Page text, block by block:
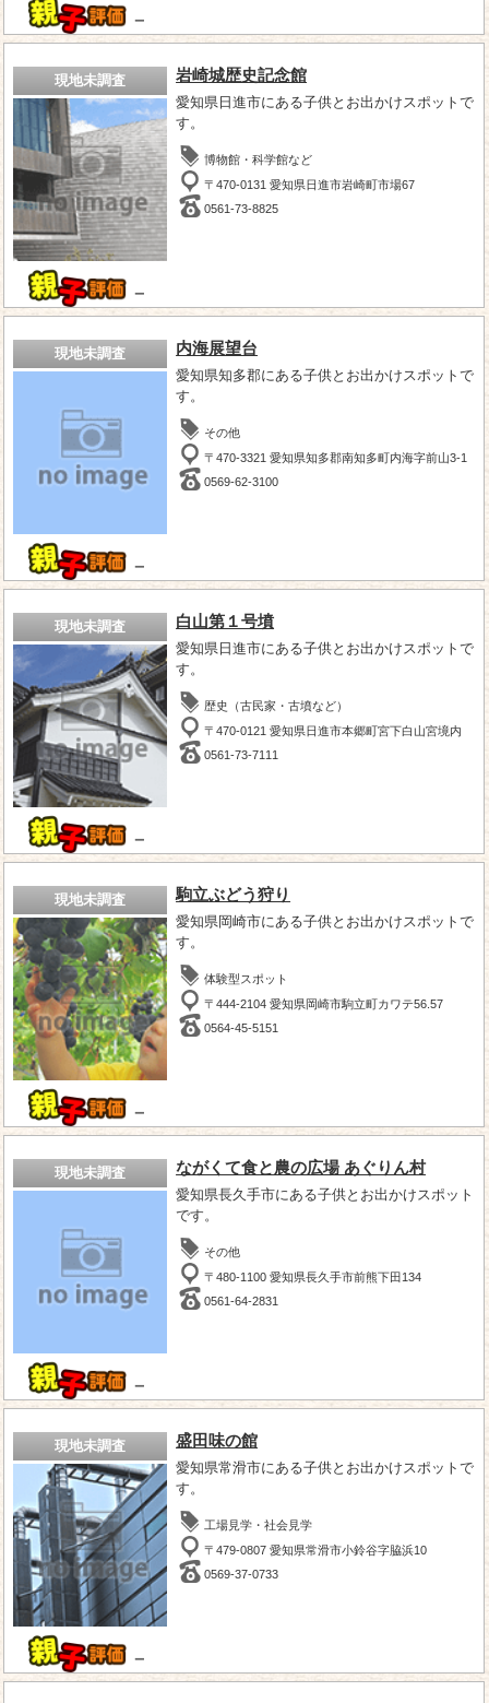
－
現地未調査
－
岩崎城歴史記念館
愛知県日進市にある子供とお出かけスポットで
す。
博物館・科学館など
〒470-0131 愛知県日進市岩崎町市場67
0561-73-8825
現地未調査
－
内海展望台
愛知県知多郡にある子供とお出かけスポットで
す。
その他
〒470-3321 愛知県知多郡南知多町内海字前山3-1
0569-62-3100
現地未調査
－
白山第１号墳
愛知県日進市にある子供とお出かけスポットで
す。
歴史（古民家・古墳など）
〒470-0121 愛知県日進市本郷町宮下白山宮境内
0561-73-7111
現地未調査
－
駒立ぶどう狩り
愛知県岡崎市にある子供とお出かけスポットで
す。
体験型スポット
〒444-2104 愛知県岡崎市駒立町カワテ56.57
0564-45-5151
現地未調査
－
ながくて食と農の広場 あぐりん村
愛知県長久手市にある子供とお出かけスポット
です。
その他
〒480-1100 愛知県長久手市前熊下田134
0561-64-2831
現地未調査
－
盛田味の館
愛知県常滑市にある子供とお出かけスポットで
す。
工場見学・社会見学
〒479-0807 愛知県常滑市小鈴谷字脇浜10
0569-37-0733